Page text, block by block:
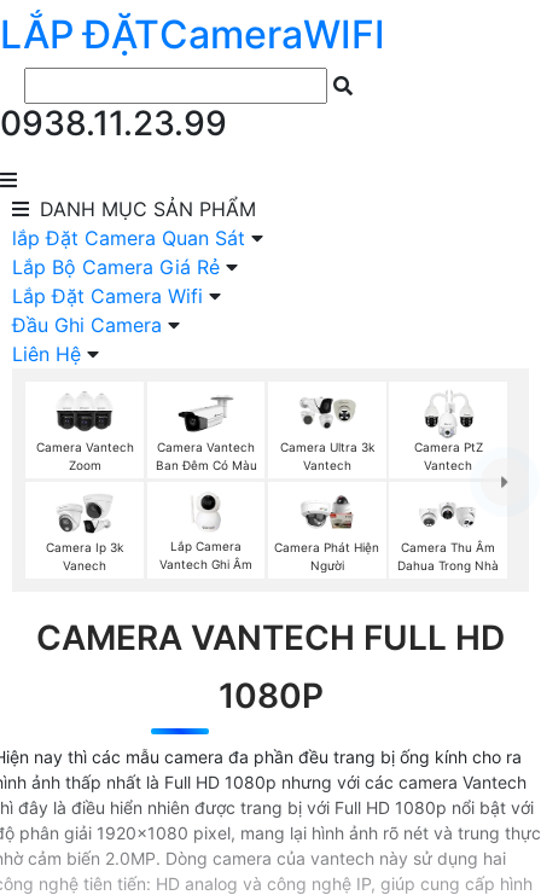
LẮP ĐẶTCameraWIFI
0938.11.23.99
DANH MỤC SẢN PHẨM
lắp Đặt Camera Quan Sát
Lắp Bộ Camera Giá Rẻ
Lắp Đặt Camera Wifi
Đầu Ghi Camera
Liên Hệ
Camera Vantech
Zoom
Camera Vantech
Ban Đêm Có Màu
Camera Ultra 3k
Vantech
Camera PtZ
Vantech
Camera Ip 3k
Vanech
Lắp Camera
Vantech Ghi Âm
Camera Phát Hiện
Người
Camera Thu Âm
Dahua Trong Nhà
CAMERA VANTECH FULL HD
1080P
nay thì các mẫu camera đa phần đều trang bị ống kính cho ra
ảnh thấp nhất là Full HD 1080p nhưng với các camera Vantech
đây là điều hiển nhiên được trang bị với Full HD 1080p nổi bật với
phân giải 1920×1080 pixel, mang lại hình ảnh rõ nét và trung thực
cảm biến 2.0MP. Dòng camera của vantech này sử dụng hai
nghệ tiên tiến: HD analog và công nghệ IP, giúp cung cấp hình